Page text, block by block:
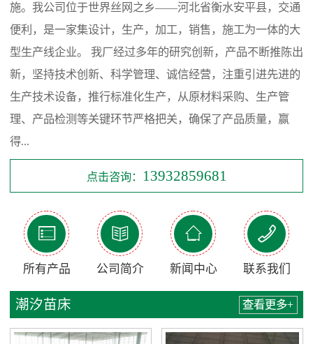
施。我公司位于世界丝网之乡——河北省衡水安平县，交通
便利，是一家集设计，生产，加工，销售，施工为一体的大
型生产线企业。 我厂经过多年的研究创新，产品不断推陈出
新，坚持技术创新、科学管理、诚信经营，注重引进先进的
生产技术设备，推行标准化生产，从原材料采购、生产管
理、产品检测等关键环节严格把关，确保了产品质量，赢
得...
点击咨询： 13932859681

所有产品

公司简介

新闻中心

联系我们
潮汐苗床 查看更多+